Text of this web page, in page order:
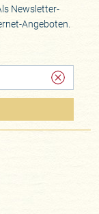
Newsletter-
Angeboten.